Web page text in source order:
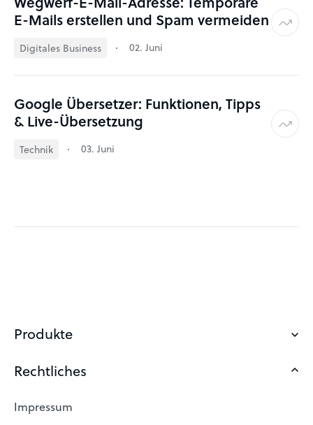
E-Mails erstellen und Spam vermeiden
Digitales Business 02. Juni
Google Übersetzer: Funktionen, Tipps
& Live-Übersetzung
Technik 03. Juni
Produkte
Domain sichern
Rechtliches
Impressum